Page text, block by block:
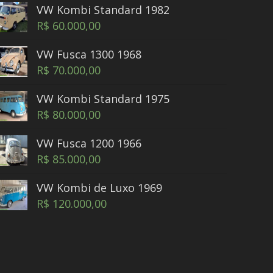
VW Kombi Standard 1982
R$ 60.000,00
VW Fusca 1300 1968
R$ 70.000,00
VW Kombi Standard 1975
R$ 80.000,00
VW Fusca 1200 1966
R$ 85.000,00
VW Kombi de Luxo 1969
R$ 120.000,00